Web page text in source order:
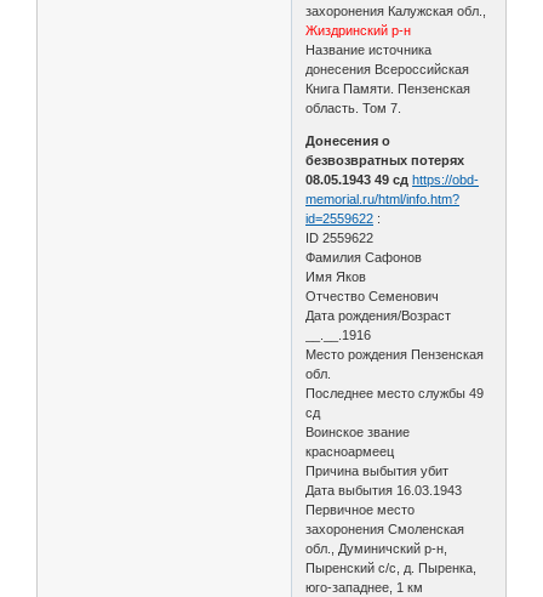
захоронения Калужская обл.,
Жиздринский р-н
Название источника
донесения Всероссийская
Книга Памяти. Пензенская
область. Том 7.
Донесения о
безвозвратных потерях
08.05.1943 49 сд https://obd-
memorial.ru/html/info.htm?
id=2559622 :
ID 2559622
Фамилия Сафонов
Имя Яков
Отчество Семенович
Дата рождения/Возраст
__.__.1916
Место рождения Пензенская
обл.
Последнее место службы 49
сд
Воинское звание
красноармеец
Причина выбытия убит
Дата выбытия 16.03.1943
Первичное место
захоронения Смоленская
обл., Думиничский р-н,
Пыренский с/с, д. Пыренка,
юго-западнее, 1 км